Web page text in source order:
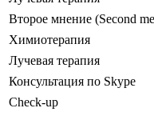
Второе мнение (Second
Химиотерапия
Лучевая терапия
Консультация по Skype
Check-up